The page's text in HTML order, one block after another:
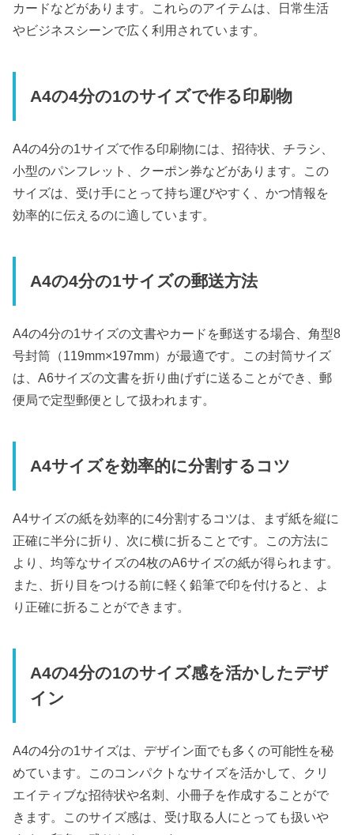
カードなどがあります。これらのアイテムは、日常生活
やビジネスシーンで広く利用されています。
A4の4分の1のサイズで作る印刷物
A4の4分の1サイズで作る印刷物には、招待状、チラシ、
小型のパンフレット、クーポン券などがあります。この
サイズは、受け手にとって持ち運びやすく、かつ情報を
効率的に伝えるのに適しています。
A4の4分の1サイズの郵送方法
A4の4分の1サイズの文書やカードを郵送する場合、角型8
号封筒（119mm×197mm）が最適です。この封筒サイズ
は、A6サイズの文書を折り曲げずに送ることができ、郵
便局で定型郵便として扱われます。
A4サイズを効率的に分割するコツ
A4サイズの紙を効率的に4分割するコツは、まず紙を縦に
正確に半分に折り、次に横に折ることです。この方法に
より、均等なサイズの4枚のA6サイズの紙が得られます。
また、折り目をつける前に軽く鉛筆で印を付けると、よ
り正確に折ることができます。
A4の4分の1のサイズ感を活かしたデザ
イン
A4の4分の1サイズは、デザイン面でも多くの可能性を秘
めています。このコンパクトなサイズを活かして、クリ
エイティブな招待状や名刺、小冊子を作成することがで
きます。このサイズ感は、受け取る人にとっても扱いや